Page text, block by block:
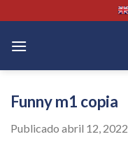
to
content
Funny m1 copia
Publicado abril 12, 2022